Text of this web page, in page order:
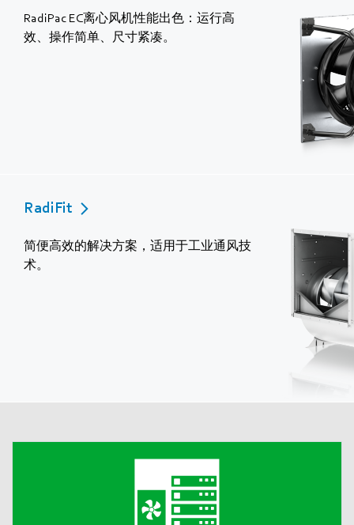
RadiPac EC离心风机性能出色：运行高
效、操作简单、尺寸紧凑。
RadiFit
简便高效的解决方案，适用于工业通风技
术。